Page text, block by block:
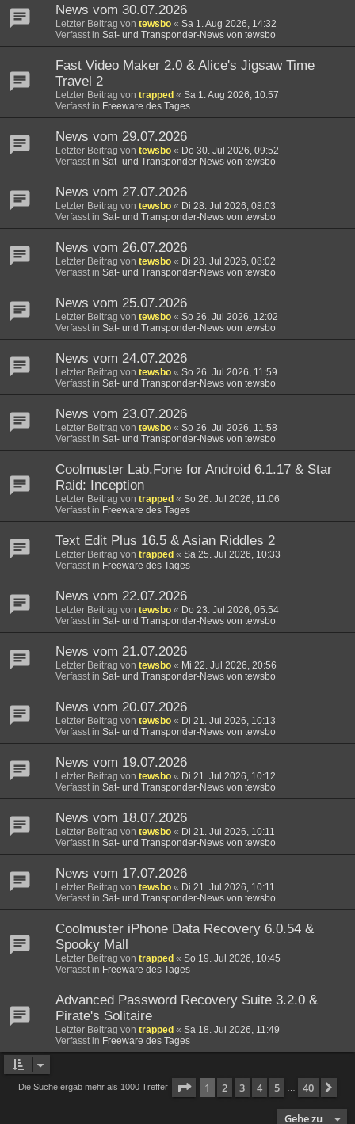
News vom 30.07.2026
Letzter Beitrag von tewsbo « Sa 1. Aug 2026, 14:32
Verfasst in Sat- und Transponder-News von tewsbo
Fast Video Maker 2.0 & Alice's Jigsaw Time
Travel 2
Letzter Beitrag von trapped « Sa 1. Aug 2026, 10:57
Verfasst in Freeware des Tages
News vom 29.07.2026
Letzter Beitrag von tewsbo « Do 30. Jul 2026, 09:52
Verfasst in Sat- und Transponder-News von tewsbo
News vom 27.07.2026
Letzter Beitrag von tewsbo « Di 28. Jul 2026, 08:03
Verfasst in Sat- und Transponder-News von tewsbo
News vom 26.07.2026
Letzter Beitrag von tewsbo « Di 28. Jul 2026, 08:02
Verfasst in Sat- und Transponder-News von tewsbo
News vom 25.07.2026
Letzter Beitrag von tewsbo « So 26. Jul 2026, 12:02
Verfasst in Sat- und Transponder-News von tewsbo
News vom 24.07.2026
Letzter Beitrag von tewsbo « So 26. Jul 2026, 11:59
Verfasst in Sat- und Transponder-News von tewsbo
News vom 23.07.2026
Letzter Beitrag von tewsbo « So 26. Jul 2026, 11:58
Verfasst in Sat- und Transponder-News von tewsbo
Coolmuster Lab.Fone for Android 6.1.17 & Star
Raid: Inception
Letzter Beitrag von trapped « So 26. Jul 2026, 11:06
Verfasst in Freeware des Tages
Text Edit Plus 16.5 & Asian Riddles 2
Letzter Beitrag von trapped « Sa 25. Jul 2026, 10:33
Verfasst in Freeware des Tages
News vom 22.07.2026
Letzter Beitrag von tewsbo « Do 23. Jul 2026, 05:54
Verfasst in Sat- und Transponder-News von tewsbo
News vom 21.07.2026
Letzter Beitrag von tewsbo « Mi 22. Jul 2026, 20:56
Verfasst in Sat- und Transponder-News von tewsbo
News vom 20.07.2026
Letzter Beitrag von tewsbo « Di 21. Jul 2026, 10:13
Verfasst in Sat- und Transponder-News von tewsbo
News vom 19.07.2026
Letzter Beitrag von tewsbo « Di 21. Jul 2026, 10:12
Verfasst in Sat- und Transponder-News von tewsbo
News vom 18.07.2026
Letzter Beitrag von tewsbo « Di 21. Jul 2026, 10:11
Verfasst in Sat- und Transponder-News von tewsbo
News vom 17.07.2026
Letzter Beitrag von tewsbo « Di 21. Jul 2026, 10:11
Verfasst in Sat- und Transponder-News von tewsbo
Coolmuster iPhone Data Recovery 6.0.54 &
Spooky Mall
Letzter Beitrag von trapped « So 19. Jul 2026, 10:45
Verfasst in Freeware des Tages
Advanced Password Recovery Suite 3.2.0 &
Pirate's Solitaire
Letzter Beitrag von trapped « Sa 18. Jul 2026, 11:49
Verfasst in Freeware des Tages
Die Suche ergab mehr als 1000 Treffer Seite 1von 40
1 2 3 4 5 40
Gehe zu